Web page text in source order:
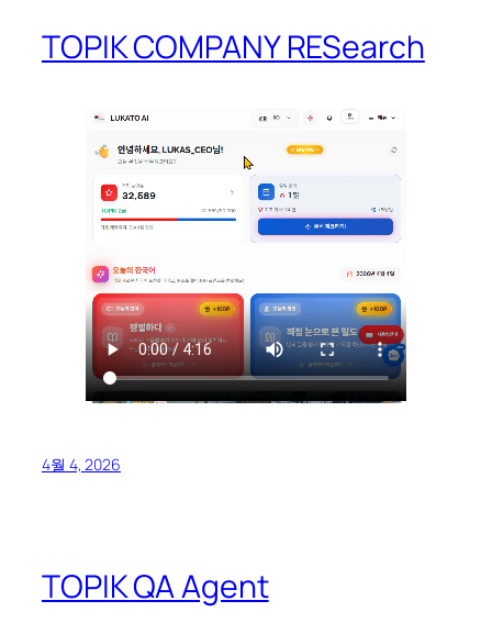
TOPIK COMPANY RESearch
4월 4, 2026
TOPIK QA Agent